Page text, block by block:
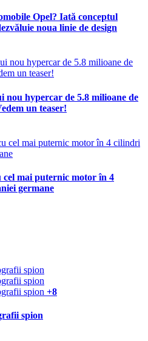
Opel? Iată conceptul
noua linie de design
nou hypercar de 5.8 milioane de
un teaser!
cel mai puternic motor în 4
germane
+8
spion